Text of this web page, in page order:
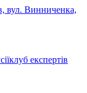
вул. Винниченка,
клуб експертів